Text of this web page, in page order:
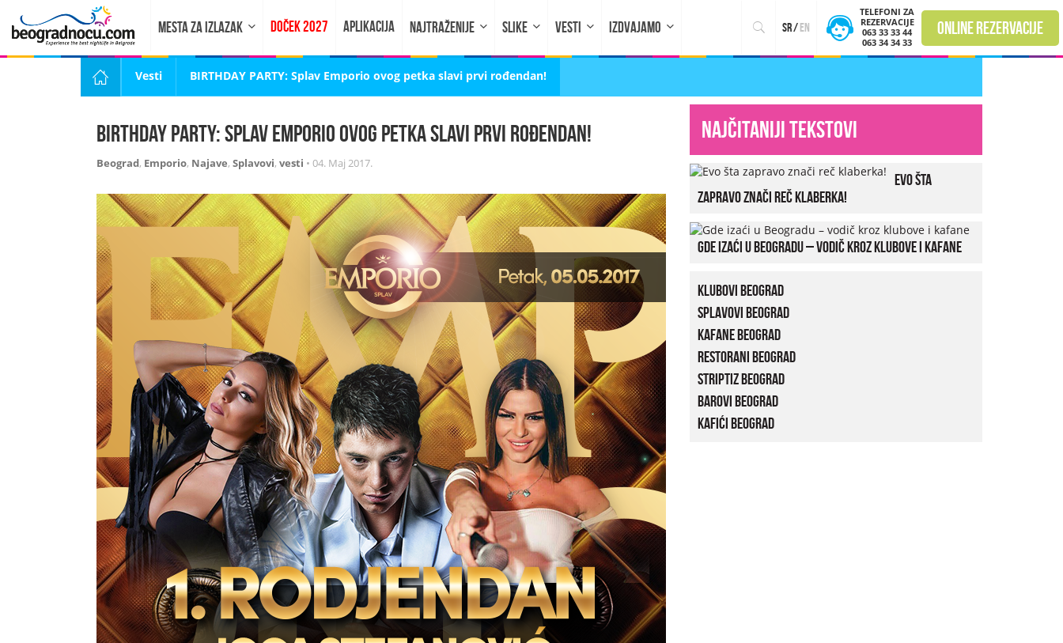
MESTA ZA IZLAZAK DOČEK 2027 APLIKACIJA NAJTRAŽENIJE SLIKE VESTI IZDVAJAMO sr/en
TELEFONI ZA
REZERVACIJE
063 33 33 44
063 34 34 33
online rezervacije
Vesti BIRTHDAY PARTY: Splav Emporio ovog petka slavi prvi rođendan!
BIRTHDAY PARTY: Splav Emporio ovog petka slavi prvi rođendan!
Beograd, Emporio, Najave, Splavovi, vesti • 04. Maj 2017.
Najčitaniji tekstovi
Evo šta
zapravo znači reč klaberka!
Gde izaći u Beogradu – vodič kroz klubove i kafane
Klubovi Beograd
Splavovi Beograd
Kafane Beograd
Restorani Beograd
Striptiz Beograd
Barovi Beograd
Kafići Beograd